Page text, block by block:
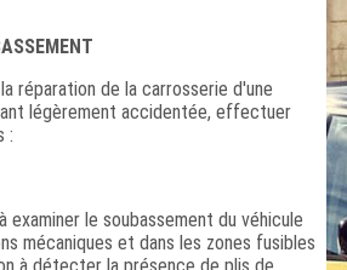
réparation de la carrosserie d'une
légèrement accidentée, effectuer
:
le soubassement du véhicule
mécaniques et dans les zones fusibles